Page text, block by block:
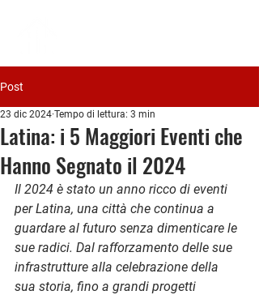
Post
Latina: i 5 Maggiori Eventi che
Hanno Segnato il 2024
23 dic 2024 Tempo di lettura: 3 min
Il 2024 è stato un anno ricco di eventi
per Latina, una città che continua a
guardare al futuro senza dimenticare le
sue radici. Dal rafforzamento delle sue
infrastrutture alla celebrazione della
sua storia, fino a grandi progetti